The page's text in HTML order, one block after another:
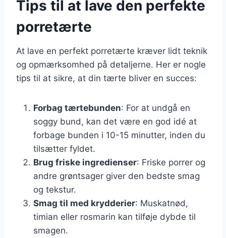
Tips til at lave den perfekte
porretærte
At lave en perfekt porretærte kræver lidt teknik
og opmærksomhed på detaljerne. Her er nogle
tips til at sikre, at din tærte bliver en succes:
Forbag tærtebunden: For at undgå en
soggy bund, kan det være en god idé at
forbage bunden i 10-15 minutter, inden du
tilsætter fyldet.
Brug friske ingredienser: Friske porrer og
andre grøntsager giver den bedste smag
og tekstur.
Smag til med krydderier: Muskatnød,
timian eller rosmarin kan tilføje dybde til
smagen.